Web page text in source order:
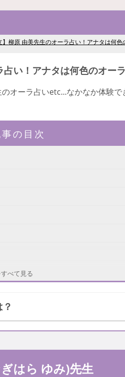
】柳原 由美先生のオーラ占い！アナタは何色
占い！アナタは何色のオー
オーラ占いetc...なかなか体験で
の目次
べて見る
はら ゆみ)先生